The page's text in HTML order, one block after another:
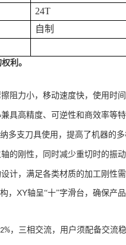
24T
自制
利。
阻力小，移动速度快，使用时间
具高精度、可逆性和商效率等特
多支刀具使用，提高了机器的
的刚性，同时减少重切时的振动
计，满足各类材质的加工刚性需
， XY轴呈“十”字滑台，确保产
2%，三相交流，用户须配备交流